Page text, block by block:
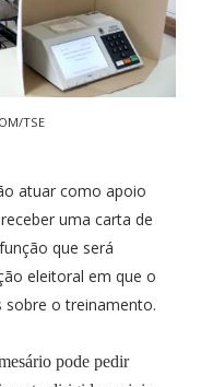
TSE
atuar como apoio
uma carta de
que será
eleitoral em que o
sobre o treinamento.
pode pedir